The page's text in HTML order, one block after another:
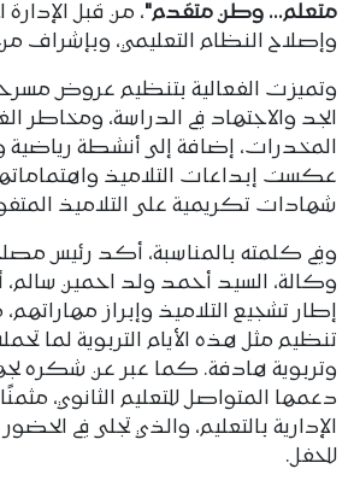
متعلم... وطن متقدم"، من قبل الإدارة
وإصلاح النظام التعليمي، وبإشراف
وتميزت الفعالية بتنظيم عروض
الجد والاجتهاد في الدراسة، ومخاطر
المخدرات، إضافة إلى أنشطة رياضية
عكست إبداعات التلاميذ
شهادات تكريمية على التلاميذ
وفي كلمته بالمناسبة، أكد رئيس
وكالة، السيد أحمد ولد احمين سالم،
إطار تشجيع التلاميذ وإبراز
تنظيم مثل هذه الأيام التربوية لما
وتربوية هادفة. كما عبر عن شكره
دعمها المتواصل للتعليم الثانوي،
الإدارية بالتعليم، والذي تجلى في
للحفل.